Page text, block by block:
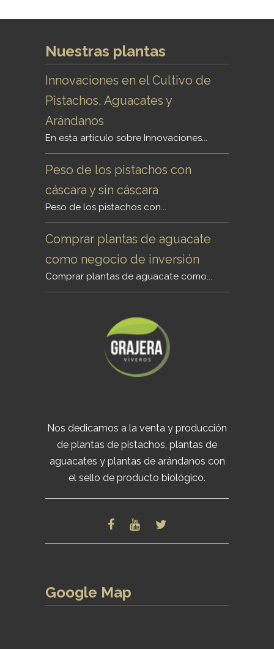
Nuestras plantas
Innovaciones en el Cultivo de
Pistachos, Aguacates y
Arándanos
En esta artículo sobre Innovaciones...
Peso de los pistachos con
cáscara y sin cáscara
Peso de los pistachos con...
Comprar plantas de aguacate
como negocio de inversión
Comprar plantas de aguacate como...
Nos dedicamos a la venta y producción
de plantas de pistachos, plantas de
aguacates y plantas de arándanos con
el sello de producto biológico.
Google Map